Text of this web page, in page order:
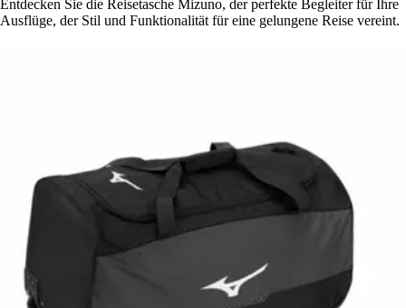
Entdecken Sie die Reisetasche Mizuno, der perfekte Begleiter für Ihre
Ausflüge, der Stil und Funktionalität für eine gelungene Reise vereint.